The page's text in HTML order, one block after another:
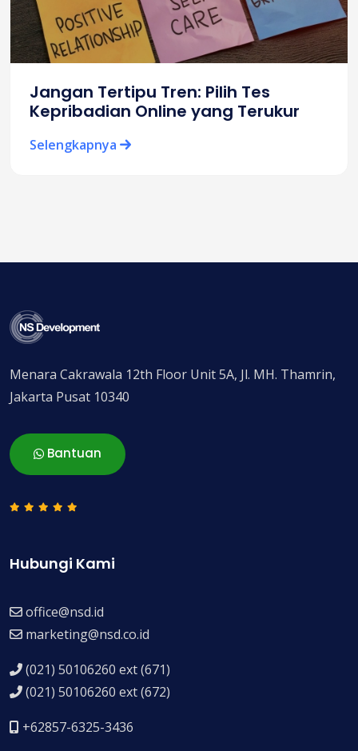
Jangan Tertipu Tren: Pilih Tes
Kepribadian Online yang Terukur
Selengkapnya
Menara Cakrawala 12th Floor Unit 5A, Jl. MH. Thamrin,
Jakarta Pusat 10340
Bantuan
Hubungi Kami
office@nsd.id
marketing@nsd.co.id
(021) 50106260 ext (671)
(021) 50106260 ext (672)
+62857-6325-3436